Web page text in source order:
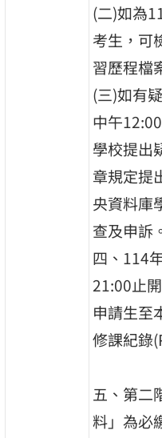
(二)如為
考生，可
習歷程檔
(三)如有
中午
學校提出
章規定提
央資料庫
查及申訴
四、114
21:00止
申請生至
修課紀錄
五、第二
料」為必